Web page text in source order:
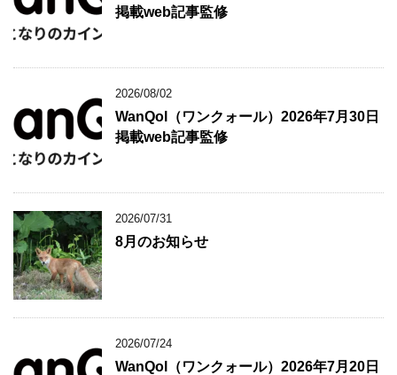
掲載web記事監修
2026/08/02
WanQol（ワンクォール）2026年7月30日
掲載web記事監修
2026/07/31
8月のお知らせ
2026/07/24
WanQol（ワンクォール）2026年7月20日